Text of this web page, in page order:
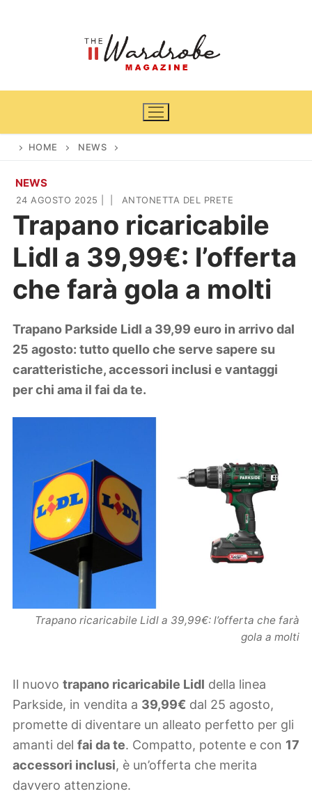
Home
News
Cinema e TV
Casa & Giardino
Arredamento
Piante e fiori
DIY
Lifestyle
Viaggi
Zodiaco
HOME NEWS
NEWS
24 AGOSTO 2025 ANTONETTA DEL PRETE
Trapano ricaricabile
Lidl a 39,99€: l’offerta
che farà gola a molti
Trapano Parkside Lidl a 39,99 euro in arrivo dal
25 agosto: tutto quello che serve sapere su
caratteristiche, accessori inclusi e vantaggi
per chi ama il fai da te.
Trapano ricaricabile Lidl a 39,99€: l’offerta che farà
gola a molti
Il nuovo trapano ricaricabile Lidl della linea
Parkside, in vendita a 39,99€ dal 25 agosto,
promette di diventare un alleato perfetto per gli
amanti del fai da te. Compatto, potente e con 17
accessori inclusi, è un’offerta che merita
davvero attenzione.